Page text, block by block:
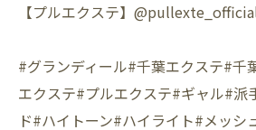
【プルエクステ】
#グランディール#千葉エクステ#千
エクステ#プルエクステ#ギャル#派
ド#ハイトーン#ハイライト#メッシ